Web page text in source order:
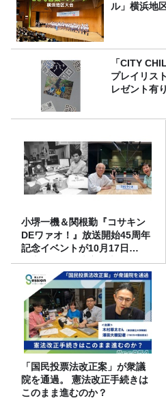
ル」横浜地
「CITY
プレイリス
レゼント有り
小堺一機＆関根勤『コサキン
DEワァオ！』放送開始45周年
記念イベントが10月17日
（土）に開催決定！本日より
FC先行受付スタート！
「国民投票法改正案」が衆議
院を通過。 憲法改正手続きは
このまま進むのか？